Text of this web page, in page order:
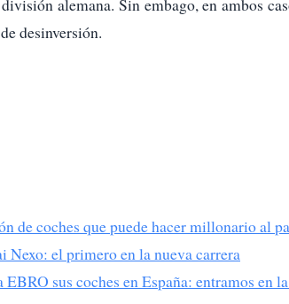
desinversión.
de coches que puede hacer millonario al
Nexo: el primero en la nueva carrera
sus coches en España: entramos en